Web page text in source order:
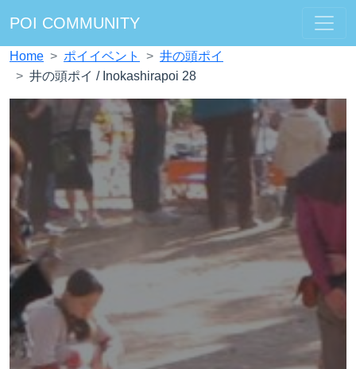
POI COMMUNITY
Home ポイイベント
井の頭ポイ
井の頭ポイ / Inokashirapoi 28